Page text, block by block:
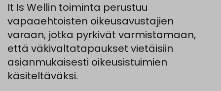
It Is Wellin toiminta perustuu
vapaaehtoisten oikeusavustajien
varaan, jotka pyrkivät varmistamaan,
että väkivaltatapaukset vietäisiin
asianmukaisesti oikeusistuimien
käsiteltäväksi.